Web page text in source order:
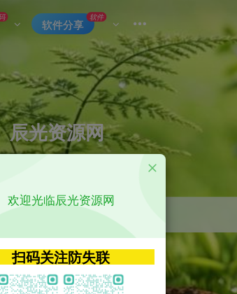
软件分享
软件
辰光资源网
质的网络资源分享平台
神马 getapp 原神
欢迎光临辰光资源网
扫码关注防失联